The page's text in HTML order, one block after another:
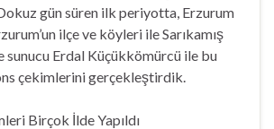
gün süren ilk periyotta, Erzurum
ilçe ve köyleri ile Sarıkamış
sunucu Erdal Küçükkömürcü ile bu
çekimlerini gerçekleştirdik.
Birçok İlde Yapıldı